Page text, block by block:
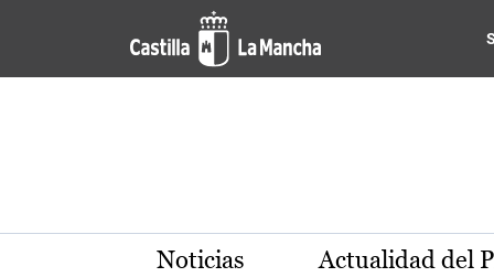
Pasar al contenido principal
Actualidad de la región de
Noticias Actualidad del